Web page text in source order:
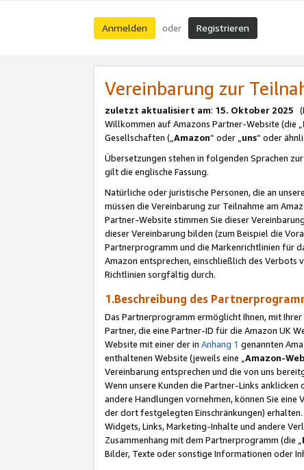
Anmelden oder Registrieren
Vereinbarung zur
zuletzt aktualisiert am: 15. Oktober 2025
Willkommen auf Amazons Partner-Website (die „
Gesellschaften („Amazon“ oder „uns“ oder
Übersetzungen stehen in folgenden Sprachen
gilt die englische Fassung.
Natürliche oder juristische Personen, die an
müssen die Vereinbarung zur Teilnahme am
Partner-Website stimmen Sie dieser
dieser Vereinbarung bilden (zum Beispiel die
Partnerprogramm und die Markenrichtlinien für
Amazon entsprechen, einschließlich des
Richtlinien sorgfältig durch.
1.Beschreibung des
Das Partnerprogramm ermöglicht Ihnen, mit
Partner, die eine Partner-ID für die Amazon UK
Website mit einer der in Anhang 1 genannten
enthaltenen Website (jeweils eine „ Amazon-
Vereinbarung entsprechen und die von uns
Wenn unsere Kunden die Partner-Links
andere Handlungen vornehmen, können Sie
der dort festgelegten Einschränkungen)
Widgets, Links, Marketing-Inhalte und andere
Zusammenhang mit dem Partnerprogramm (die „
Bilder, Texte oder sonstige Informationen oder